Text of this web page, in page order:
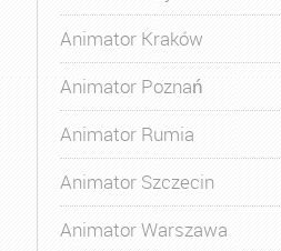
Animator Kraków
Animator Poznań
Animator Rumia
Animator Szczecin
Animator Warszawa